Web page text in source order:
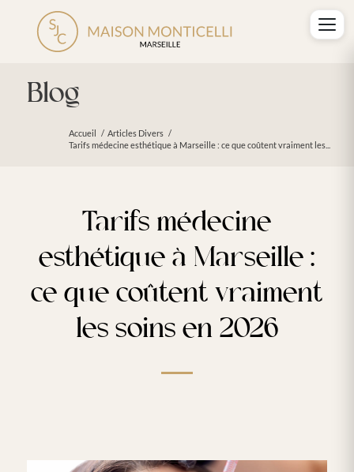
Blog
Accueil / Articles Divers /
Tarifs médecine esthétique à Marseille : ce que coûtent vraiment les...
Tarifs médecine
esthétique à Marseille :
ce que coûtent vraiment
les soins en 2026